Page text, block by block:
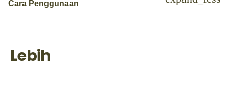
Cara Penggunaan
Lebih